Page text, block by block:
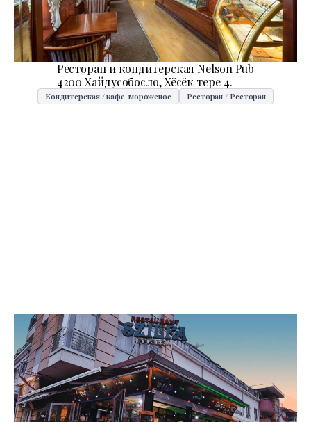
Ресторан и кондитерская Nelson Pub
4200 Хайдусобосло, Хёсёк тере 4.
Кондитерская / кафе-мороженое Ресторан / Ресторан